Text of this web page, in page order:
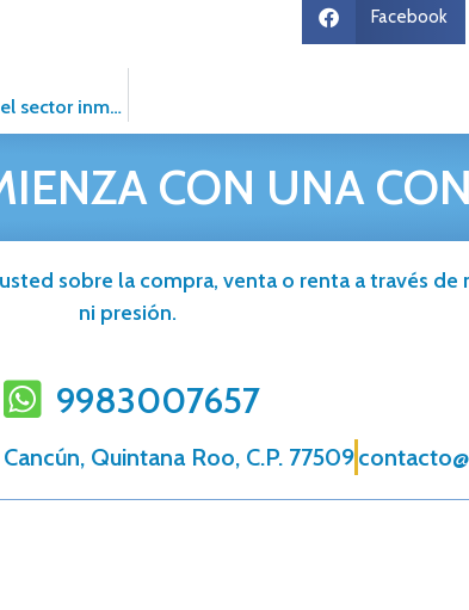
Facebook
Seguridad, bienestar y comunicación Nueva Normalidad para el sector inmobiliario
CON UNA
sobre la compra, venta o renta a través
ni presión.
9983007657
Quintana Roo, C.P. 77509